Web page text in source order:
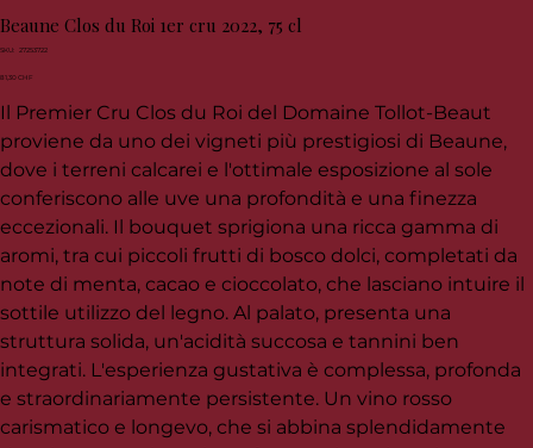
Beaune Clos du Roi 1er cru 2022, 75 cl
SKU:
SKU
27253722
Prezzo
81,30 CHF
Il Premier Cru Clos du Roi del Domaine Tollot-Beaut
proviene da uno dei vigneti più prestigiosi di Beaune,
dove i terreni calcarei e l'ottimale esposizione al sole
conferiscono alle uve una profondità e una finezza
eccezionali. Il bouquet sprigiona una ricca gamma di
aromi, tra cui piccoli frutti di bosco dolci, completati da
note di menta, cacao e cioccolato, che lasciano intuire il
sottile utilizzo del legno. Al palato, presenta una
struttura solida, un'acidità succosa e tannini ben
integrati. L'esperienza gustativa è complessa, profonda
e straordinariamente persistente. Un vino rosso
carismatico e longevo, che si abbina splendidamente